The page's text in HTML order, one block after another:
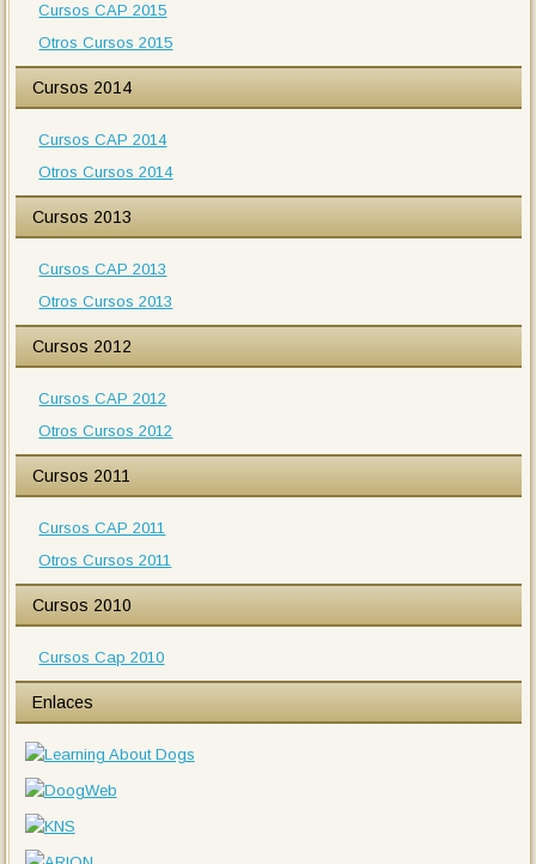
Cursos CAP 2015
Otros Cursos 2015
Cursos 2014
Cursos CAP 2014
Otros Cursos 2014
Cursos 2013
Cursos CAP 2013
Otros Cursos 2013
Cursos 2012
Cursos CAP 2012
Otros Cursos 2012
Cursos 2011
Cursos CAP 2011
Otros Cursos 2011
Cursos 2010
Cursos Cap 2010
Enlaces